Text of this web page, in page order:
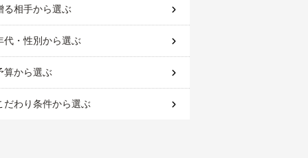
る相手から選ぶ
代・性別から選ぶ
算から選ぶ
だわり条件から選ぶ